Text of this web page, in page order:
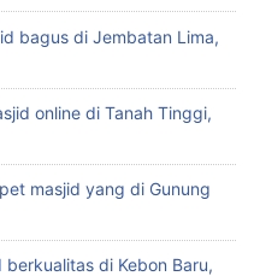
bagus di Jembatan Lima,
online di Tanah Tinggi,
masjid yang di Gunung
di Kebon Baru,